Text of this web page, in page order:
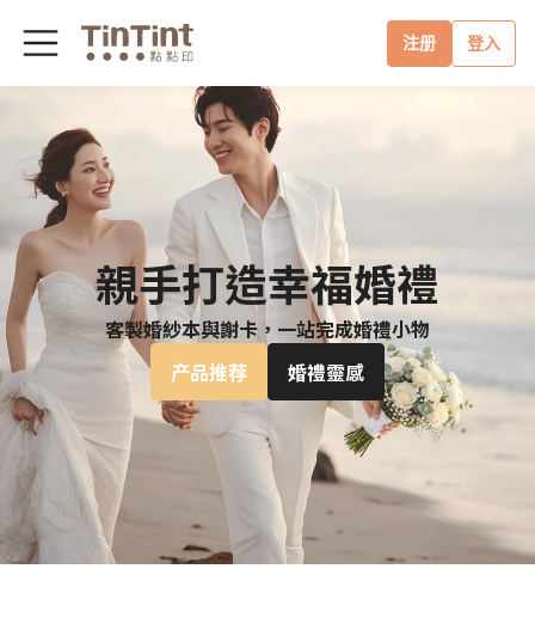
注册 登入
親手打造幸福婚禮
客製婚紗本與謝卡，一站完成婚禮小物
产品推荐
婚禮靈感